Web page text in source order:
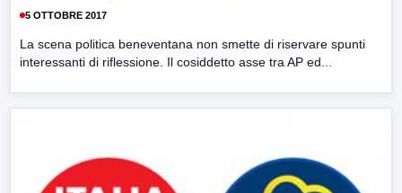
5 OTTOBRE 2017
La scena politica beneventana non smette di riservare spunti
interessanti di riflessione. Il cosiddetto asse tra AP ed...